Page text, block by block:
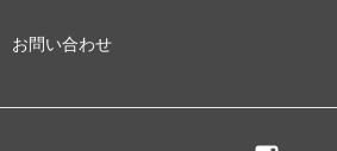
お問い合わせ